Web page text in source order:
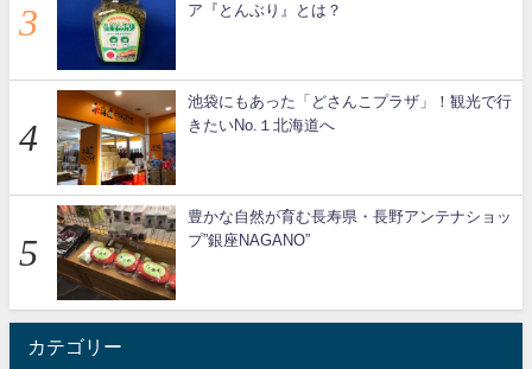
ア『とんぶり』とは？
池袋にもあった「どさんこプラザ」！観光で行
きたいNo.１北海道へ
豊かな自然が育む長寿県・長野アンテナショッ
プ”銀座NAGANO”
カテゴリー